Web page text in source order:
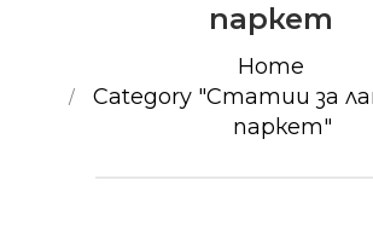
паркет
Home
Category "Статии за
паркет"